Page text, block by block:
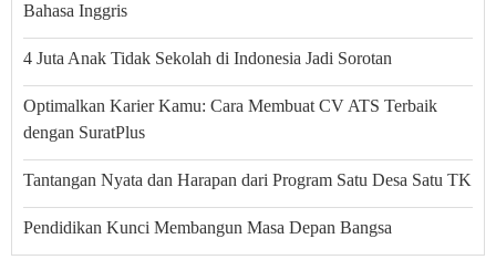
Bahasa Inggris
4 Juta Anak Tidak Sekolah di Indonesia Jadi Sorotan
Optimalkan Karier Kamu: Cara Membuat CV ATS Terbaik
dengan SuratPlus
Tantangan Nyata dan Harapan dari Program Satu Desa Satu TK
Pendidikan Kunci Membangun Masa Depan Bangsa